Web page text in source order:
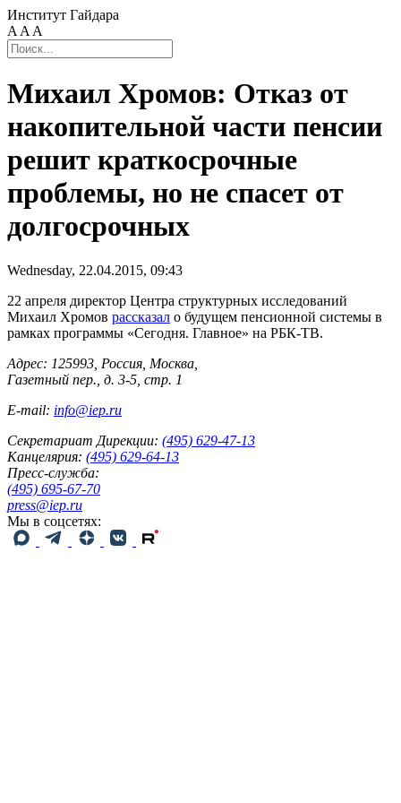
Институт Гайдара
A A A
Михаил Хромов: Отказ от
накопительной части пенсии
решит краткосрочные
проблемы, но не спасет от
долгосрочных
Wednesday, 22.04.2015, 09:43
22 апреля директор Центра структурных исследований
Михаил Хромов рассказал о будущем пенсионной системы в
рамках программы «Сегодня. Главное» на РБК-ТВ.
Адрес: 125993, Россия, Москва,
Газетный пер., д. 3-5, стр. 1
E-mail: info@iep.ru
Секретариат Дирекции: (495) 629-47-13
Канцелярия: (495) 629-64-13
Пресс-служба:
(495) 695-67-70
press@iep.ru
Мы в соцсетях: